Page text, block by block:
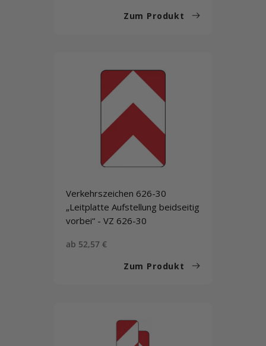
Zum Produkt
Verkehrszeichen 626-30
„Leitplatte Aufstellung beidseitig
vorbei“ - VZ 626-30
Sonderpreis
ab 52,57 €
Zum Produkt